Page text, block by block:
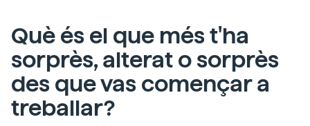
Què és el que més t'ha
sorprès, alterat o sorprès
des que vas començar a
treballar?